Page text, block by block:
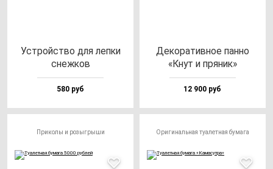
Устрой­ство для леп­ки
снеж­ков
580 руб
Деко­ра­тив­ное пан­но
«Кнут и пря­ник»
12 900 руб
Приколы и розыгрыши Оригинальная туалетная бумага